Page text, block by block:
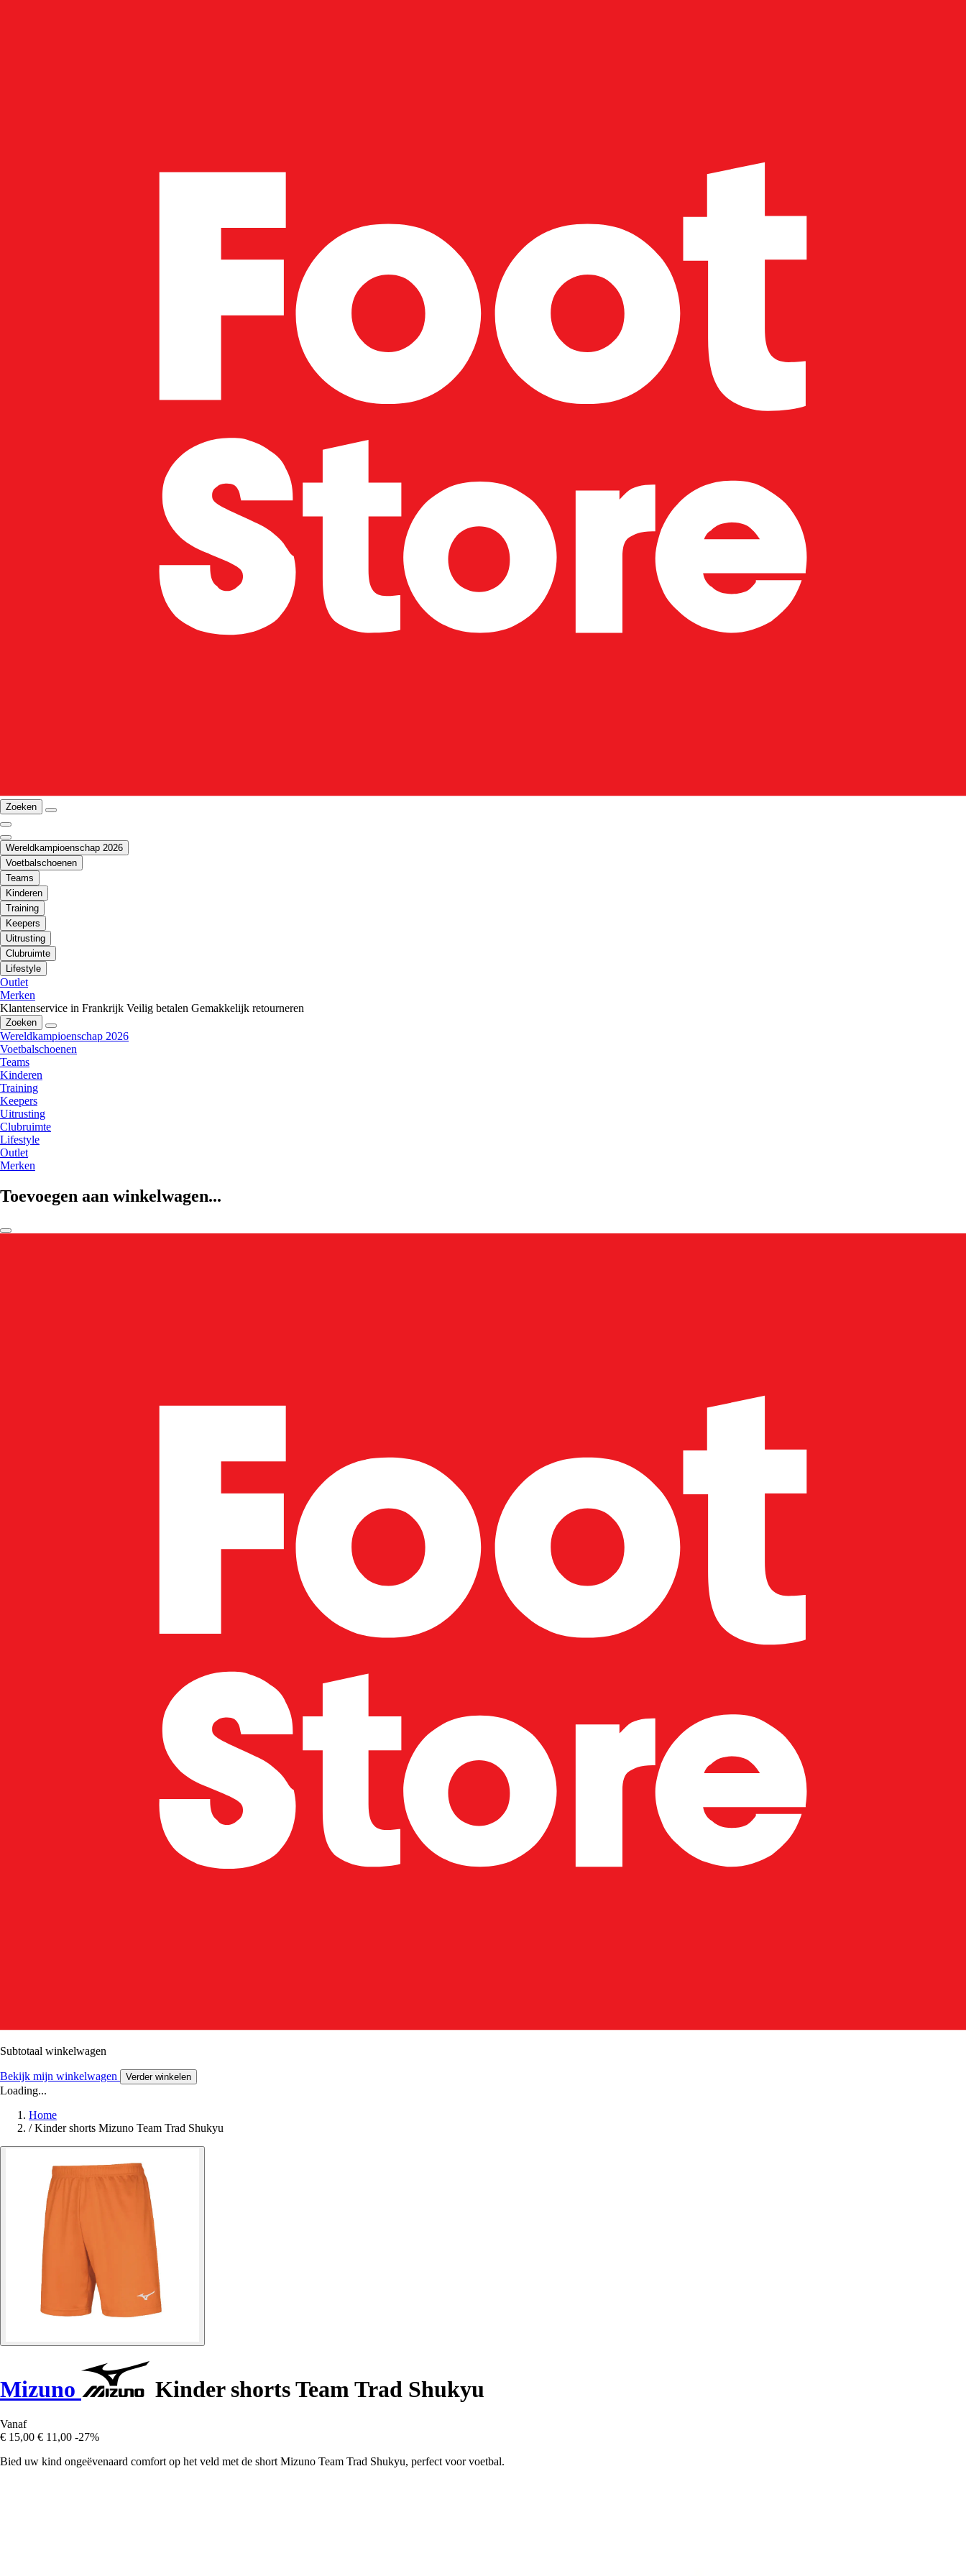
Zoeken
Wereldkampioenschap 2026
Voetbalschoenen
Teams
Kinderen
Training
Keepers
Uitrusting
Clubruimte
Lifestyle
Outlet
Merken
Klantenservice in Frankrijk Veilig betalen Gemakkelijk retourneren
Zoeken
Wereldkampioenschap 2026
Voetbalschoenen
Teams
Kinderen
Training
Keepers
Uitrusting
Clubruimte
Lifestyle
Outlet
Merken
Toevoegen aan winkelwagen...
Subtotaal winkelwagen
Bekijk mijn winkelwagen Verder winkelen
Loading...
Home
/ Kinder shorts Mizuno Team Trad Shukyu
Mizuno Kinder shorts Team Trad Shukyu
Vanaf
€ 15,00 € 11,00 -27%
Bied uw kind ongeëvenaard comfort op het veld met de short Mizuno Team Trad Shukyu, perfect voor voetbal.